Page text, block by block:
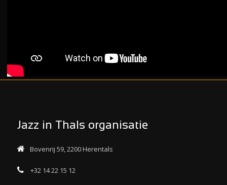
Jazz in Thals organisatie
Bovenrij 59, 2200 Herentals
+32 14 22 15 12